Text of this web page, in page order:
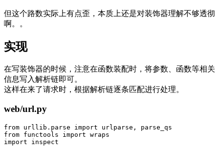
但这个路数实际上有点歪，本质上还是对装饰器理解不够透彻
啊。。
实现
在写装饰器的时候，注意在函数装配时，将参数、函数等相关
信息写入解析链即可。
这样在来了请求时，根据解析链逐条匹配进行处理。
web/url.py
from urllib.parse import urlparse ,
parse_qs
from functools import wraps
import
inspect